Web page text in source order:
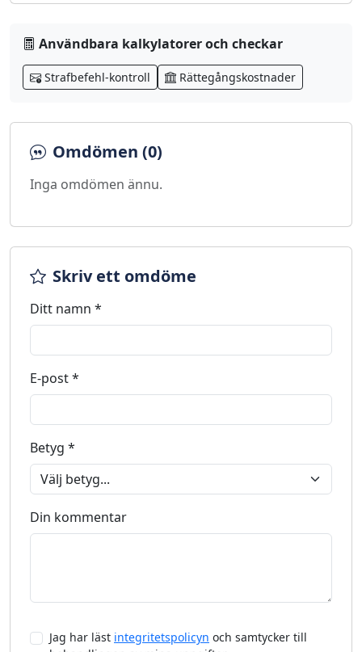
Användbara kalkylatorer och checkar
Strafbefehl-kontroll Rättegångskostnader
Omdömen (0)
Inga omdömen ännu.
Skriv ett omdöme
Ditt namn *
E-post *
Betyg *
Din kommentar
Jag har läst integritetspolicyn och samtycker till